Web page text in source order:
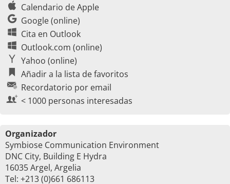
Calendario de Apple
Google (online)
Cita en Outlook
Outlook.com (online)
Yahoo (online)
Añadir a la lista de favoritos
Recordatorio por email
< 1000 personas interesadas
Organizador
Symbiose Communication Environment
DNC City, Building E Hydra
16035 Argel, Argelia
Tel: +213 (0)661 686113